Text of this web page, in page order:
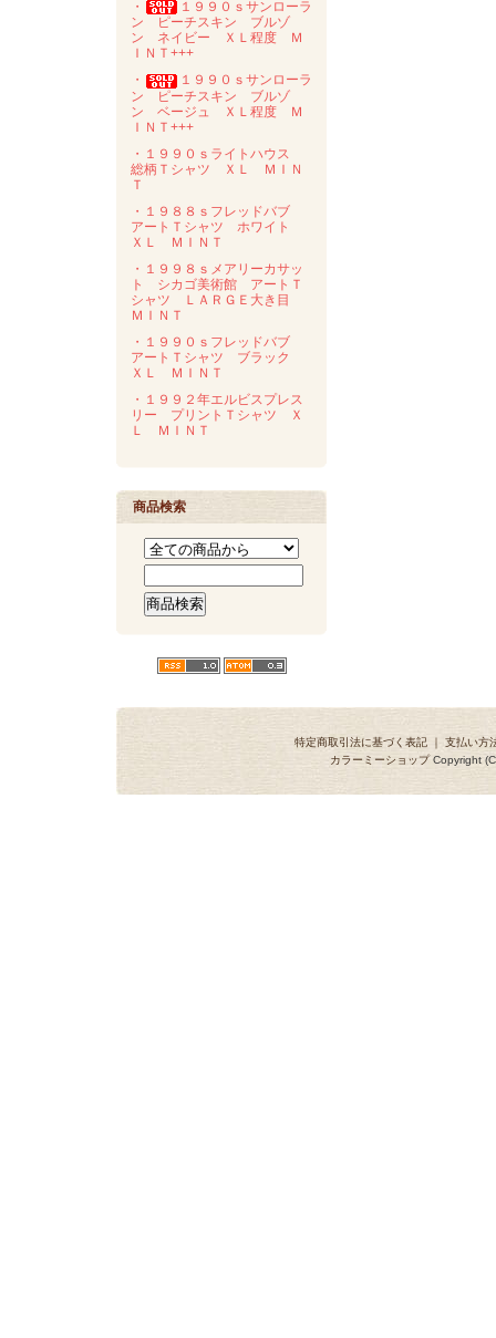
・
１９９０ｓサンローラ
ン ピーチスキン ブルゾ
ン ネイビー ＸＬ程度 Ｍ
ＩＮＴ+++
・
１９９０ｓサンローラ
ン ピーチスキン ブルゾ
ン ベージュ ＸＬ程度 Ｍ
ＩＮＴ+++
・１９９０ｓライトハウス
総柄Ｔシャツ ＸＬ ＭＩＮ
Ｔ
・１９８８ｓフレッドバブ
アートＴシャツ ホワイト
ＸＬ ＭＩＮＴ
・１９９８ｓメアリーカサッ
ト シカゴ美術館 アートＴ
シャツ ＬＡＲＧＥ大き目
ＭＩＮＴ
・１９９０ｓフレッドバブ
アートＴシャツ ブラック
ＸＬ ＭＩＮＴ
・１９９２年エルビスプレス
リー プリントＴシャツ Ｘ
Ｌ ＭＩＮＴ
商品検索
特定商取引法に基づく表記 ｜ 支払い方
カラーミーショップCopyright